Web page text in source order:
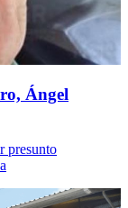
Ángel
presunto